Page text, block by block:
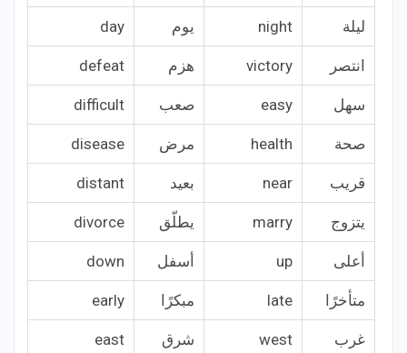
ليلة night يوم day
انتصر victory هزم defeat
سهل easy صعب difficult
صحة health مرض disease
قريب near بعيد distant
يتزوج marry يطلّق divorce
أعلى up أسفل down
متأخرًا late مبكرًا early
غرب west شرق east